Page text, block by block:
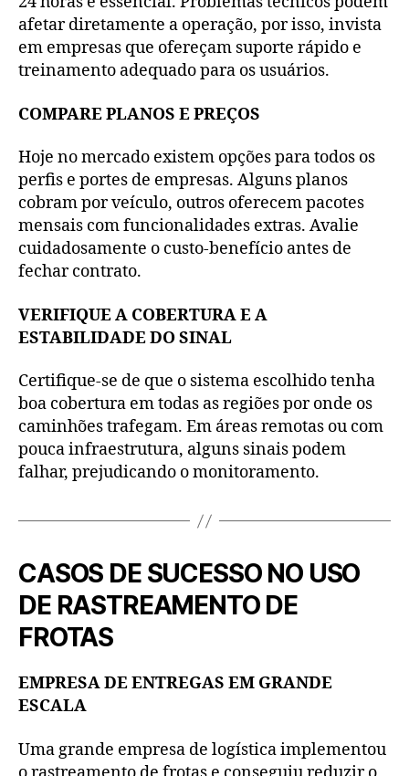
afetar diretamente a operação, por isso, invista
em empresas que ofereçam suporte rápido e
treinamento adequado para os usuários.
COMPARE PLANOS E PREÇOS
Hoje no mercado existem opções para todos os
perfis e portes de empresas. Alguns planos
cobram por veículo, outros oferecem pacotes
mensais com funcionalidades extras. Avalie
cuidadosamente o custo-benefício antes de
fechar contrato.
VERIFIQUE A COBERTURA E A
ESTABILIDADE DO SINAL
Certifique-se de que o sistema escolhido tenha
boa cobertura em todas as regiões por onde os
caminhões trafegam. Em áreas remotas ou com
pouca infraestrutura, alguns sinais podem
falhar, prejudicando o monitoramento.
CASOS DE SUCESSO NO USO
DE RASTREAMENTO DE
FROTAS
EMPRESA DE ENTREGAS EM GRANDE
ESCALA
Uma grande empresa de logística implementou